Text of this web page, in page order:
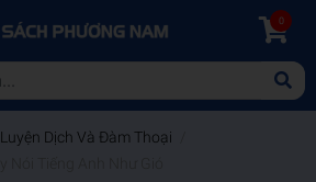
0
Dịch Và Đàm Thoại